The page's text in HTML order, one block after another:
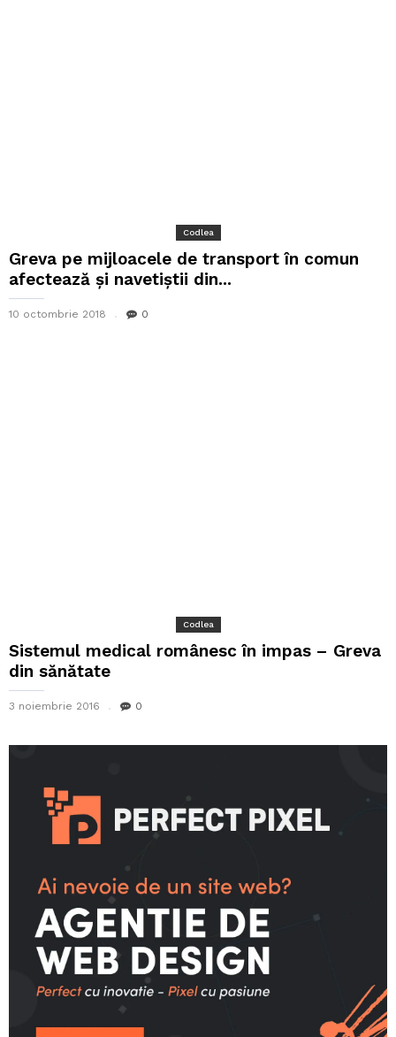
Codlea
Greva pe mijloacele de transport în comun
afectează și navetiștii din...
10 octombrie 2018 0
Codlea
Sistemul medical românesc în impas – Greva
din sănătate
3 noiembrie 2016 0